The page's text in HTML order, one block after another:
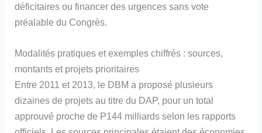
déficitaires ou financer des urgences sans vote
préalable du Congrès.
Modalités pratiques et exemples chiffrés : sources,
montants et projets prioritaires
Entre 2011 et 2013, le DBM a proposé plusieurs
dizaines de projets au titre du DAP, pour un total
approuvé proche de P144 milliards selon les rapports